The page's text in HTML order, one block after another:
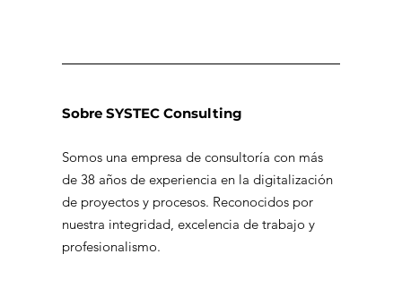
La importancia de las plataformas
visuales para comprender y
centralizar la información
Sobre SYSTEC Consulting
Somos una empresa de consultoría con más
de 38 años de experiencia en la digitalización
de proyectos y procesos. Reconocidos por
nuestra integridad, excelencia de trabajo y
profesionalismo.